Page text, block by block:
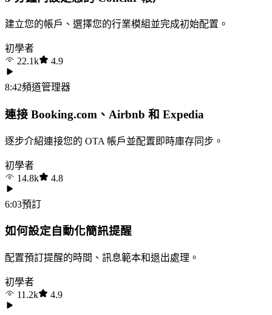
建立您的帳戶、選擇您的行業模組並完成初始配置。
初學者
22.1k
4.9
8:42頻道管理器
連接 Booking.com、Airbnb 和 Expedia
逐步介紹連接您的 OTA 帳戶並配置即時庫存同步。
初學者
14.8k
4.8
6:03預訂
如何設定自動化簡訊提醒
配置預訂提醒的時間、訊息範本和退出處理。
初學者
11.2k
4.9